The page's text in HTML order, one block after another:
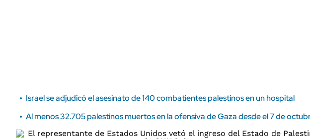
Israel se adjudicó el asesinato de 140 combatientes palestinos en un hospital
Al menos 32.705 palestinos muertos en la ofensiva de Gaza desde el 7 de